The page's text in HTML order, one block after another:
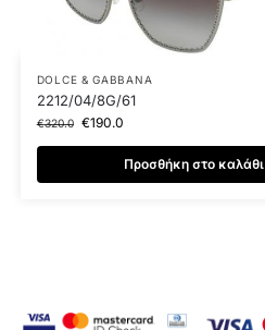
DOLCE & GABBANA
2212/04/8G/61
€320.0 €190.0
Προσθήκη στο καλάθι